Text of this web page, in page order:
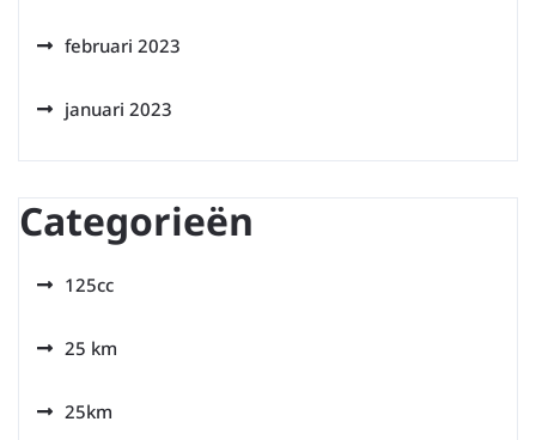
februari 2023
januari 2023
Categorieën
125cc
25 km
25km